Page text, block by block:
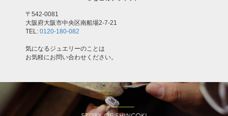
〒542-0081
大阪府大阪市中央区南船場2-7-21
TEL: 0120-180-082
気になるジュエリーのことは
お気軽にお問い合わせください。